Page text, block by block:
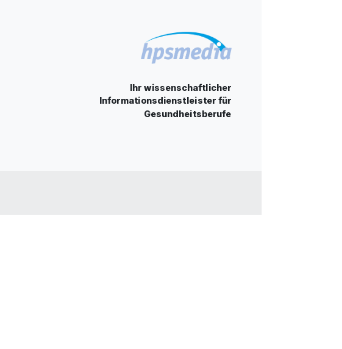
Ihr wissenschaftlicher
Informationsdienstleister für
Gesundheitsberufe